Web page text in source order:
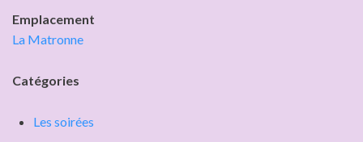
Emplacement
La Matronne
Catégories
Les soirées